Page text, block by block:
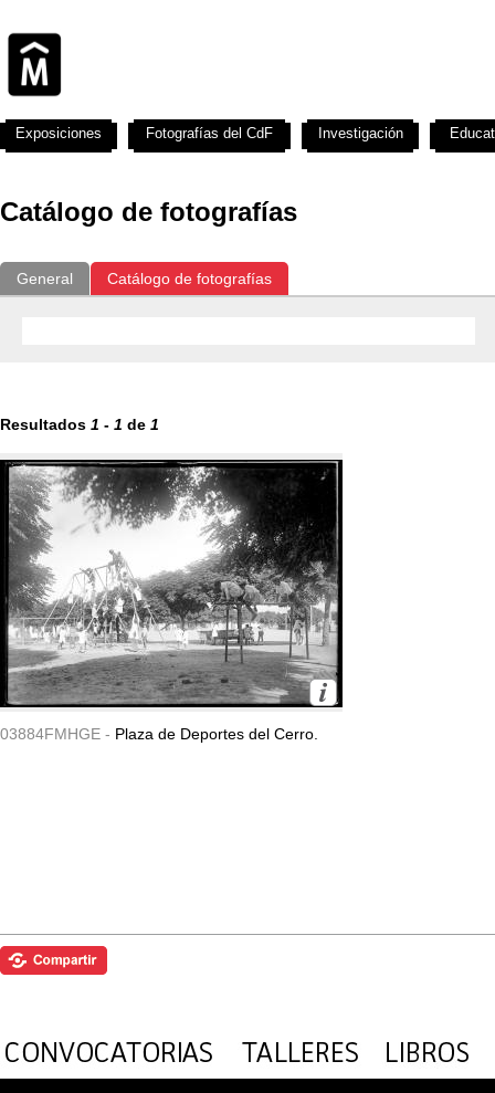
Catálogo de fotografías
General Catálogo de fotografías
Resultados 1 - 1 de 1
03884FMHGE - Plaza de Deportes del Cerro.
Exposiciones Fotografías del CdF Investigación